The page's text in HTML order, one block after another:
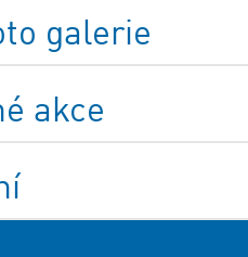
galerie
akce